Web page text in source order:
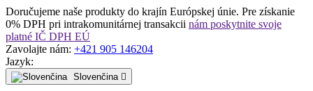
Doručujeme naše produkty do krajín Európskej únie. Pre získanie
0% DPH pri intrakomunitárnej transakcii nám poskytnite svoje
platné IČ DPH EÚ
Zavolajte nám: +421 905 146204
Jazyk:
Slovenčina 